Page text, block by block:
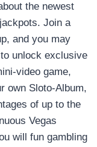
the newest
Join a
and you may
unlock exclusive
video game,
own Sloto-Album,
of up to the
Vegas
will fun gambling